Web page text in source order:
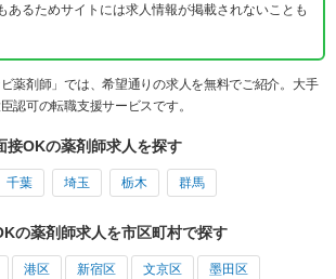
あるためサイトには求人情報が掲載されないことも
薬剤師」では、希望通りの求人を無料でご紹介。大手
認可の転職支援サービスです。
接OKの薬剤師求人を探す
千葉 埼玉 栃木 群馬
の薬剤師求人を市区町村で探す
港区 新宿区 文京区 墨田区